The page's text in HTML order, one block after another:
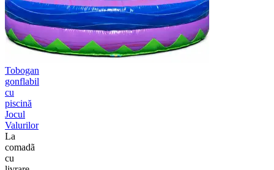
Tobogan
gonflabil
cu
piscină
Jocul
Valurilor
La
comadã
cu